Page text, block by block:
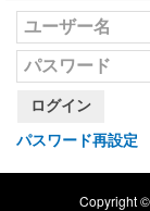
ログイン
パスワード再設定
Copyright